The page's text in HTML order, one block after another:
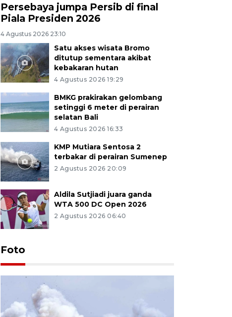
Persebaya jumpa Persib di final
Piala Presiden 2026
4 Agustus 2026 23:10
Satu akses wisata Bromo
ditutup sementara akibat
kebakaran hutan
4 Agustus 2026 19:29
BMKG prakirakan gelombang
setinggi 6 meter di perairan
selatan Bali
4 Agustus 2026 16:33
KMP Mutiara Sentosa 2
terbakar di perairan Sumenep
2 Agustus 2026 20:09
Aldila Sutjiadi juara ganda
WTA 500 DC Open 2026
2 Agustus 2026 06:40
Foto